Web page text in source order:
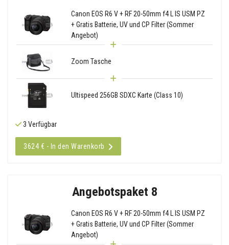
Canon EOS R6 V + RF 20-50mm f4 L IS USM PZ
+ Gratis Batterie, UV und CP Filter (Sommer
Angebot)
Zoom Tasche
Ultispeed 256GB SDXC Karte (Class 10)
3 Verfügbar
3624 € - In den Warenkorb
Angebotspaket 8
Canon EOS R6 V + RF 20-50mm f4 L IS USM PZ
+ Gratis Batterie, UV und CP Filter (Sommer
Angebot)